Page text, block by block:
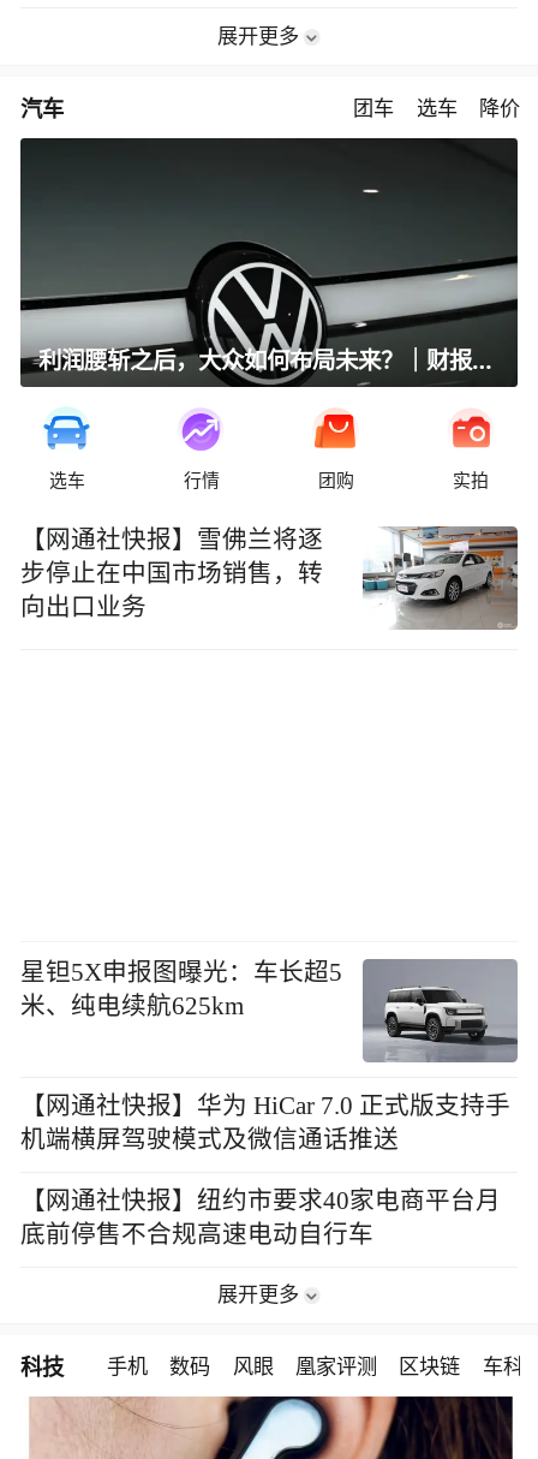
展开更多
汽车 团车 选车 降价
利润腰斩之后，大众如何布局未来？｜财报全视角
选车 行情 团购 实拍
【网通社快报】雪佛兰将逐
步停止在中国市场销售，转
向出口业务
星钽5X申报图曝光：车长超5
米、纯电续航625km
【网通社快报】华为 HiCar 7.0 正式版支持手
机端横屏驾驶模式及微信通话推送
【网通社快报】纽约市要求40家电商平台月
底前停售不合规高速电动自行车
展开更多
科技 手机 数码 风眼 凰家评测 区块链 车科